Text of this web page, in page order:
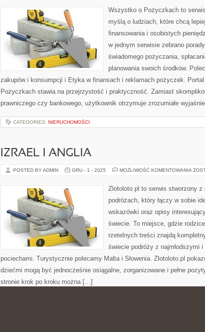
I
I
POD
LUPĄ
Wszystko o Pożyczkach to
myślą o ludziach, które chcą
finansowania i osobistych
w jednym serwisie zebrano
świadomego pożyczania,
planowania swoich środków.
zakupów i konsumpcji i Etyka w finansach i reklamach pożyczek.
Pożyczkach stawia na przejrzystość i praktyczność. Zamiast
prawniczego czy bankowego, użytkownik otrzymuje zrozumiałe
CATEGORIES: NIERUCHOMOŚCI
IZRAEL I ANGLIA
POSTED BY ADMIN GRU - 1 - 2025 MOŻLIWOŚĆ KOMENTOWANIA
Zlotoloto.pl to serwis stworzony
podróżach, który łączy w sobie
wskazówki oraz opisy
świecie. To miejsce, gdzie
rzetelnych treści znajdą
świecie podróży z najmłodszymi
pociechami. Turystycznie polecamy Malta i Słowenia. Zlotoloto.pl
dziećmi mogą być jednocześnie osiągalne, zorganizowane i pełne
stronie krok po kroku można […]